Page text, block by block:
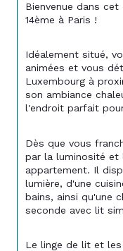
Bienvenue dans
14ème à Paris !
Idéalement situé,
animées et vous
Luxembourg à
son ambiance
l'endroit parfait
Dès que vous
par la luminosité et
appartement. Il
lumière, d'une
bains, ainsi qu'une
seconde avec lit
Le linge de lit et